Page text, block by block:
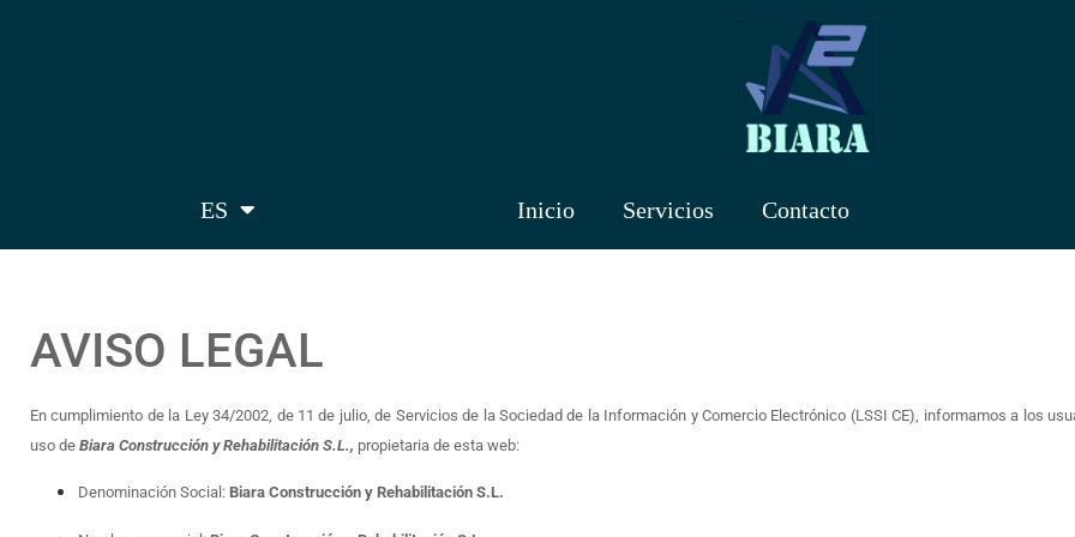
ES Inicio Servicios Contacto
AVISO LEGAL
En cumplimiento de la Ley 34/2002, de 11 de julio, de Servicios de la Sociedad de la Información y Comercio Electrónico (LSSI CE), informamos a los
uso de Biara Construcción y Rehabilitación S.L., propietaria de esta web:
Denominación Social: Biara Construcción y Rehabilitación S.L.